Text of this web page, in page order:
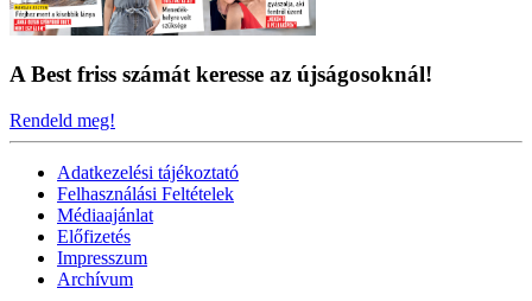
A Best friss számát keresse az újságosoknál!
Rendeld meg!
Adatkezelési tájékoztató
Felhasználási Feltételek
Médiaajánlat
Előfizetés
Impresszum
Archívum